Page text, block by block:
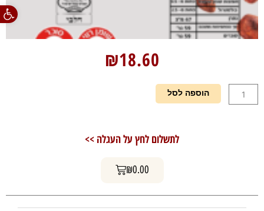
פתח
₪18.60
כמות
של
הוספה לסל
לתשלום לחץ על העגלה >>
₪0.00 עגלת קניות